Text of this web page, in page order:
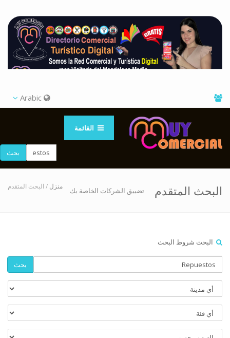
القائمة
بحث
البحث المتقدم تضييق الشركات الخاصة بك منزل / البحث المتقدم
البحث شروط البحث
بحث